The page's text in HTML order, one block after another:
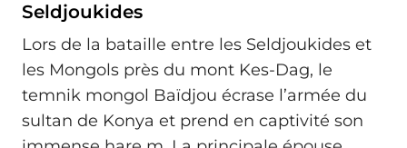
Seldjoukides
Lors de la bataille entre les Seldjoukides et
les Mongols près du mont Kes-Dag, le
temnik mongol Baïdjou écrase l’armée du
sultan de Konya et prend en captivité son